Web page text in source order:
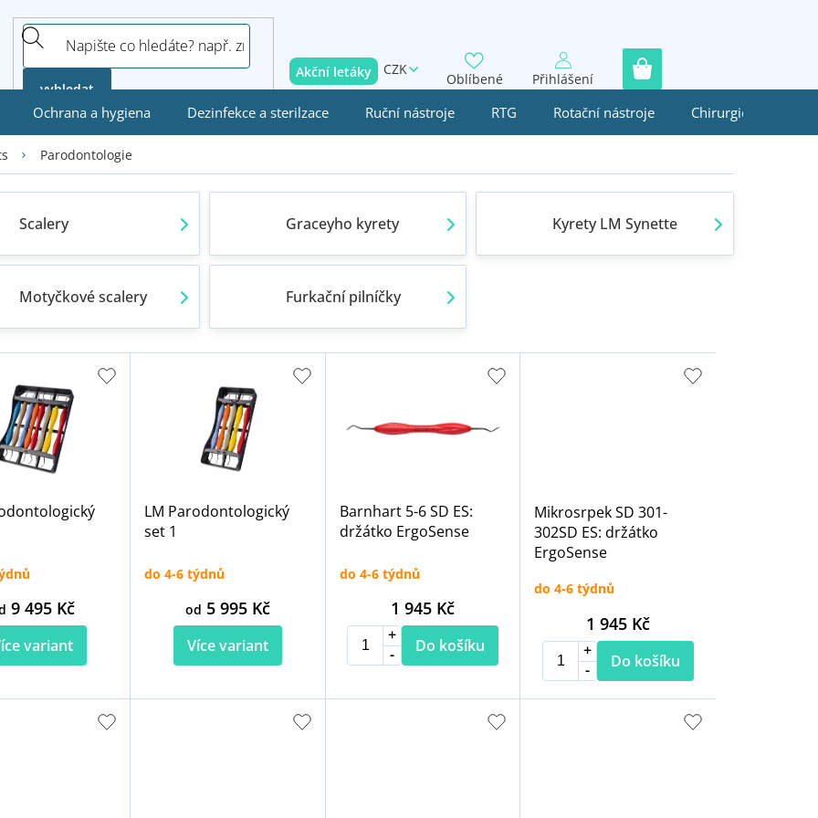
vyhledat
Akční letáky Oblíbené Přihlášení
CZK
Ochrana a hygiena Dezinfekce a sterilzace Ruční nástroje RTG Rotační nástroje Chirurgie
Parodontologie
Scalery Graceyho kyrety Kyrety LM Synette
Motyčkové scalery Furkační pilníčky
9 495 Kč
variant
LM Parodontologický
set 1
do 4-6 týdnů
od 5 995 Kč
Více variant
Barnhart 5-6 SD ES:
držátko ErgoSense
do 4-6 týdnů
1 945 Kč
Do košíku
Mikrosrpek SD 301-
302SD ES: držátko
ErgoSense
do 4-6 týdnů
1 945 Kč
Do košíku